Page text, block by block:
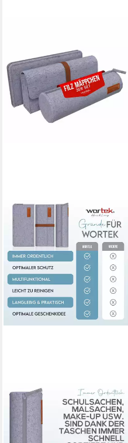
WORTEK
Federmäppchen Filz
Federmäppchen, 3fach, 1x
Federmappe Mäppchen, 1x